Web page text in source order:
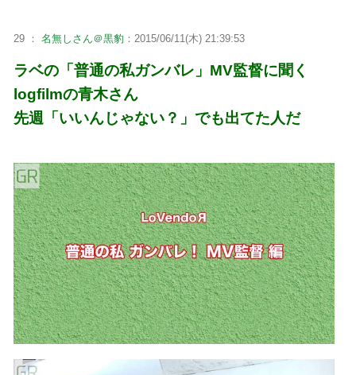
29 ： 名無しさん＠黒豹 ：2015/06/11(木) 21:39:53
ラベの「普通の私ガンバレ」MV監督に聞く
logfilmの青木さん
先週「いいんじゃない？」でも出てた人だ